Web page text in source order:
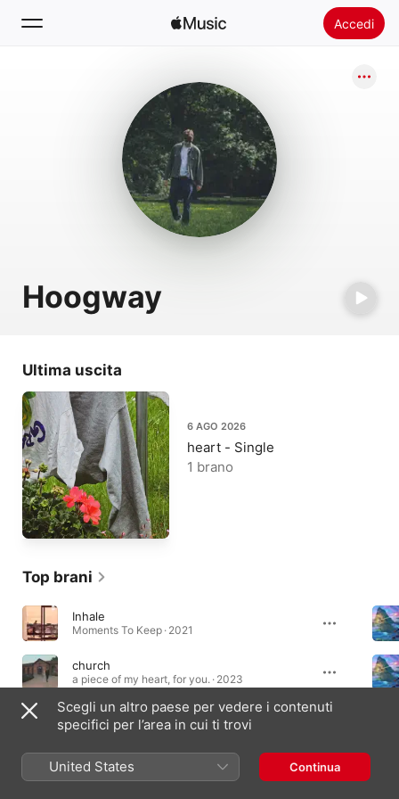
Accedi
Installare Apple Music
Hoogway
Ultima uscita
6 AGO 2026
heart - Single
1 brano
Top brani
Inhale
Moments To Keep · 2021
church
a piece of my heart, for you. · 2023
beyond the shore
beyond the shore - Single · 2025
Scegli un altro paese per vedere i contenuti
specifici per l’area in cui ti trovi
United States Continua